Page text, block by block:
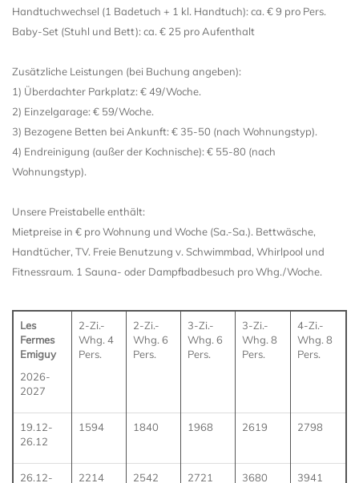
Handtuchwechsel (1 Badetuch + 1 kl. Handtuch): ca. € 9 pro Pers.
Baby-Set (Stuhl und Bett): ca. € 25 pro Aufenthalt
Zusätzliche Leistungen (bei Buchung angeben):
1) Überdachter Parkplatz: € 49/Woche.
2) Einzelgarage: € 59/Woche.
3) Bezogene Betten bei Ankunft: € 35-50 (nach Wohnungstyp).
4) Endreinigung (außer der Kochnische): € 55-80 (nach
Wohnungstyp).
Unsere Preistabelle enthält:
Mietpreise in € pro Wohnung und Woche (Sa.-Sa.). Bettwäsche,
Handtücher, TV. Freie Benutzung v. Schwimmbad, Whirlpool und
Fitnessraum. 1 Sauna- oder Dampfbadbesuch pro Whg./Woche.
Les
Fermes
Emiguy
2026-
2027
2-Zi.-
Whg. 4
Pers.
2-Zi.-
Whg. 6
Pers.
3-Zi.-
Whg. 6
Pers.
3-Zi.-
Whg. 8
Pers.
4-Zi.-
Whg. 8
Pers.
19.12-
26.12
1594 1840 1968 2619 2798
26.12-
2214 2542 2721 3680 3941